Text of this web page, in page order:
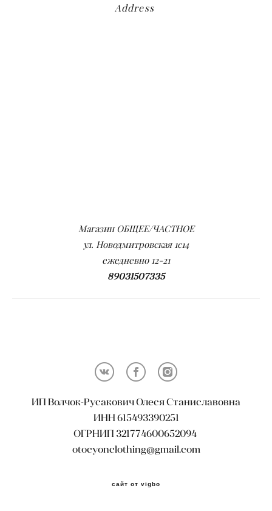
Address
Магазин ОБЩЕЕ/ЧАСТНОЕ
ул. Новодмитровская 1с14
ежедневно 12-21
89031507335
ИП Волчок-Русакович Олеся Станиславовна
ИНН 615493390251
ОГРНИП 321774600652094
otocyonclothing@gmail.com
сайт от vigbo